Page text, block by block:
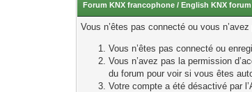
Forum KNX francophone / English KNX forum
Vous n’êtes pas connecté ou vous
Vous n’êtes pas connecté ou
Vous n’avez pas la permission
du forum pour voir si vous êtes
Votre compte a été désactivé par